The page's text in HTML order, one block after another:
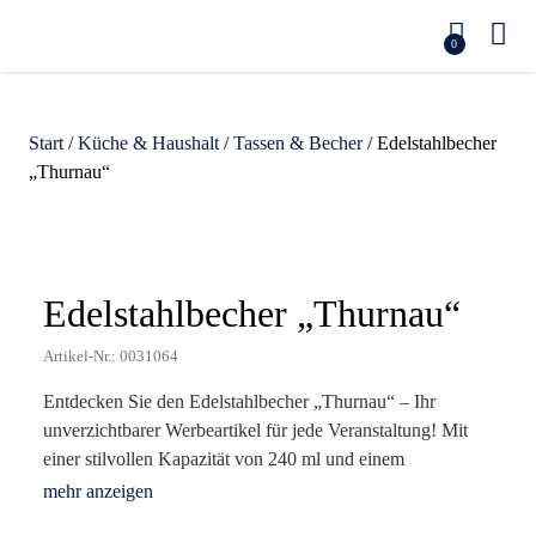
0
Start /Küche & Haushalt /Tassen & Becher/ Edelstahlbecher
„Thurnau“
Edelstahlbecher „Thurnau“
Artikel-Nr.: 0031064
Entdecken Sie den Edelstahlbecher „Thurnau“ – Ihr
unverzichtbarer Werbeartikel für jede Veranstaltung! Mit
einer stilvollen Kapazität von 240 ml und einem
hochwertigen Edelstahlmaterial vereint dieser Becher